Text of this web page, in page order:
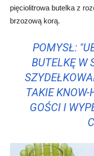
pięciolitrowa butelka z
brzozową korą.
POMYSŁ:
BUTELKĘ W
TAKIE
GOŚCI I